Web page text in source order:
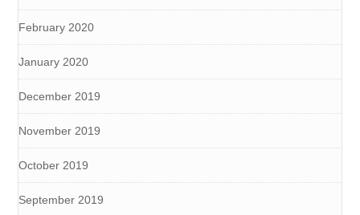
February 2020
January 2020
December 2019
November 2019
October 2019
September 2019